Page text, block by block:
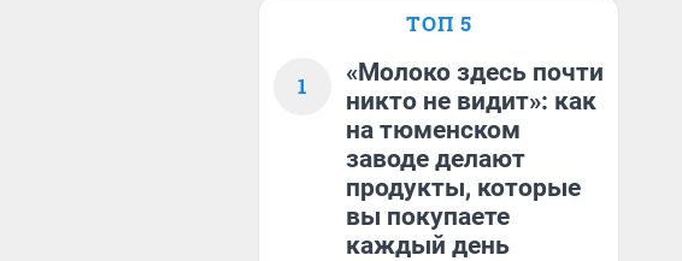
ТОП 5
1
«Молоко здесь почти
никто не видит»: как
на тюменском
заводе делают
продукты, которые
вы покупаете
каждый день